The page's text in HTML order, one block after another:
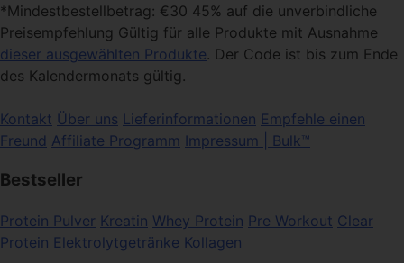
*Mindestbestellbetrag: €30 45% auf die unverbindliche
Preisempfehlung Gültig für alle Produkte mit Ausnahme
dieser ausgewählten Produkte. Der Code ist bis zum Ende
des Kalendermonats gültig.
Kontakt Über uns Lieferinformationen Empfehle einen
Freund Affiliate Programm Impressum | Bulk™
Bestseller
Protein Pulver Kreatin Whey Protein Pre Workout Clear
Protein Elektrolytgetränke Kollagen